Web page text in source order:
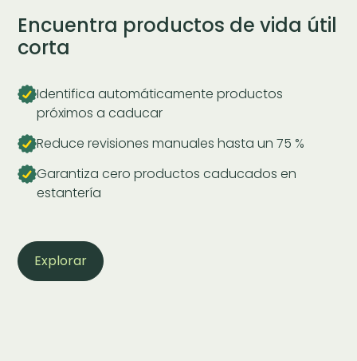
Encuentra productos de vida útil
corta
Identifica automáticamente productos
próximos a caducar
Reduce revisiones manuales hasta un 75 %
Garantiza cero productos caducados en
estantería
Explorar